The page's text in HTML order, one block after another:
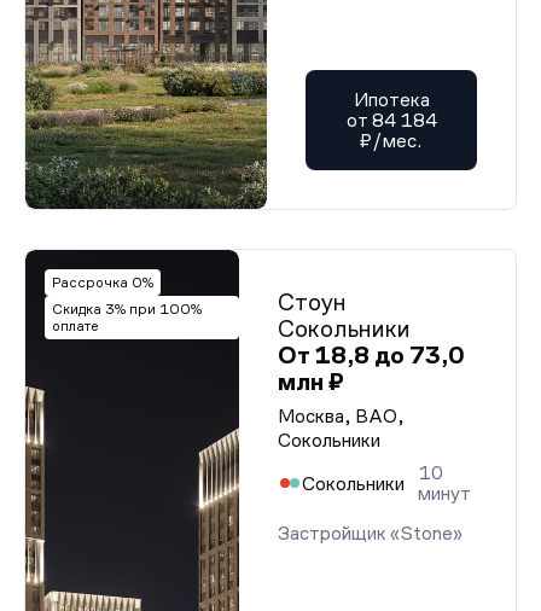
Ипотека
от 84 184
₽/мес.
Рассрочка 0%
Скидка 3% при 100%
оплате
Стоун
Сокольники
От 18,8 до 73,0
млн ₽
Москва, ВАО,
Сокольники
Сокольники
10
минут
Застройщик «Stone»